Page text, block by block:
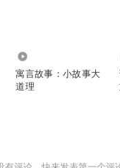
寓言故事：小故事大
道理